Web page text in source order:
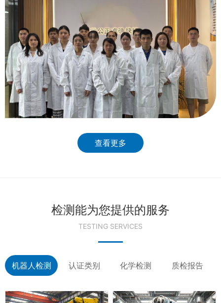
查看更多
检测能为您提供的服务
TESTING SERVICES
机器人检测 认证类别 化学检测 质检报告